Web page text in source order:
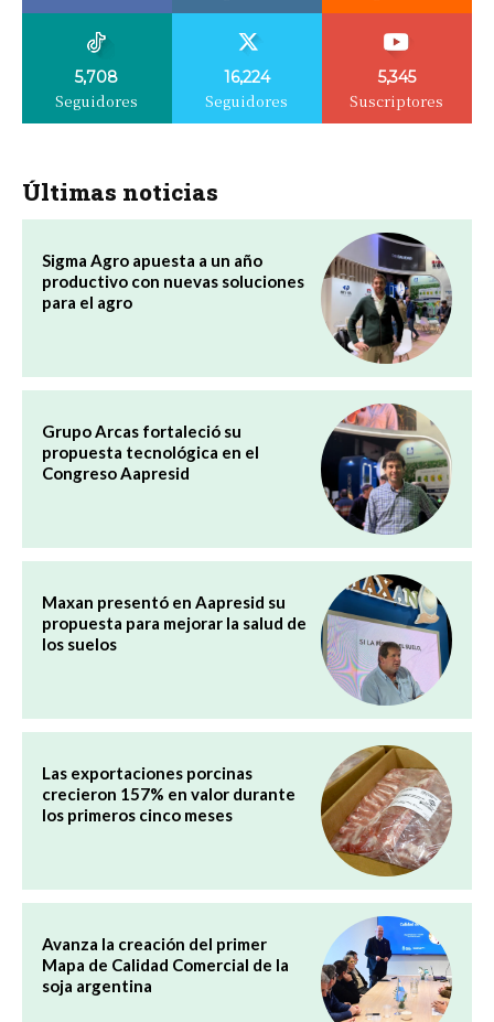
5,708
Seguidores
16,224
Seguidores
5,345
Suscriptores
Últimas noticias
Sigma Agro apuesta a un año
productivo con nuevas soluciones
para el agro
Grupo Arcas fortaleció su
propuesta tecnológica en el
Congreso Aapresid
Maxan presentó en Aapresid su
propuesta para mejorar la salud de
los suelos
Las exportaciones porcinas
crecieron 157% en valor durante
los primeros cinco meses
Avanza la creación del primer
Mapa de Calidad Comercial de la
soja argentina